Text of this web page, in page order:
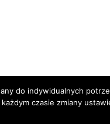
do indywidualnych
czasie zmiany